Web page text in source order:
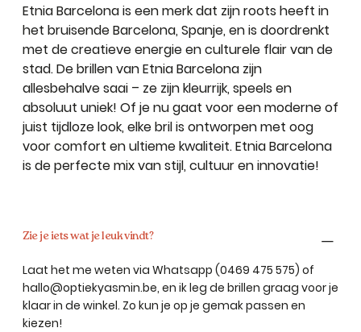
Etnia Barcelona is een merk dat zijn roots heeft in
het bruisende Barcelona, Spanje, en is doordrenkt
met de creatieve energie en culturele flair van de
stad. De brillen van Etnia Barcelona zijn
allesbehalve saai – ze zijn kleurrijk, speels en
absoluut uniek! Of je nu gaat voor een moderne of
juist tijdloze look, elke bril is ontworpen met oog
voor comfort en ultieme kwaliteit. Etnia Barcelona
is de perfecte mix van stijl, cultuur en innovatie!
Zie je iets wat je leuk vindt?
Laat het me weten via Whatsapp (0469 475 575) of
hallo@optiekyasmin.be, en ik leg de brillen graag voor je
klaar in de winkel. Zo kun je op je gemak passen en
kiezen!